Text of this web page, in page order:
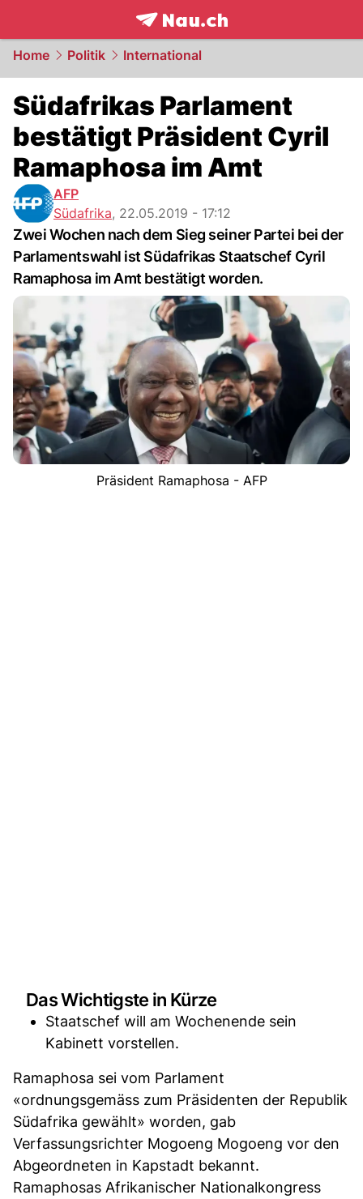
frontpage.NAU.ch
Home Politik International
Südafrikas Parlament
bestätigt Präsident Cyril
Ramaphosa im Amt
AFP
Südafrika, 22.05.2019 - 17:12
Zwei Wochen nach dem Sieg seiner Partei bei der
Parlamentswahl ist Südafrikas Staatschef Cyril
Ramaphosa im Amt bestätigt worden.
Präsident Ramaphosa - AFP
Das Wichtigste in Kürze
Staatschef will am Wochenende sein
Kabinett vorstellen.
Ramaphosa sei vom Parlament
«ordnungsgemäss zum Präsidenten der Republik
Südafrika gewählt» worden, gab
Verfassungsrichter Mogoeng Mogoeng vor den
Abgeordneten in Kapstadt bekannt.
Ramaphosas Afrikanischer Nationalkongress